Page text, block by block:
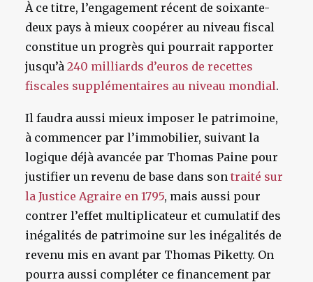
À ce titre, l’engagement récent de soixante-
deux pays à mieux coopérer au niveau fiscal
constitue un progrès qui pourrait rapporter
jusqu’à 240 milliards d’euros de recettes
fiscales supplémentaires au niveau mondial.
Il faudra aussi mieux imposer le patrimoine,
à commencer par l’immobilier, suivant la
logique déjà avancée par Thomas Paine pour
justifier un revenu de base dans son traité sur
la Justice Agraire en 1795, mais aussi pour
contrer l’effet multiplicateur et cumulatif des
inégalités de patrimoine sur les inégalités de
revenu mis en avant par Thomas Piketty. On
pourra aussi compléter ce financement par